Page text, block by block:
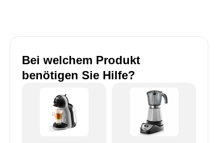
Bei welchem Produkt
benötigen Sie Hilfe?